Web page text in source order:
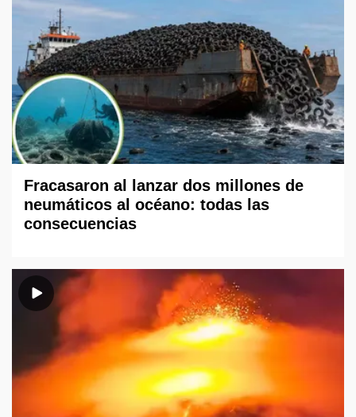
Fracasaron al lanzar dos millones de
neumáticos al océano: todas las
consecuencias